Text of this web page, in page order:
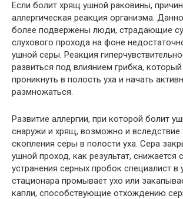
Если болит хрящ ушной раковины,
аллергическая реакция организма.
более подвержены люди, страдающие
слухового прохода на фоне
ушной серы. Реакция
развиться под влиянием грибка,
проникнуть в полость уха и начать
размножаться.
Развитие аллергии, при которой болит
снаружи и хрящ, возможно и вследствие
скопления серы в полости уха. Сера
ушной проход, как результат, снижается
устранения серных пробок специалист в
стационара промывает ухо или
капли, способствующие отхождению